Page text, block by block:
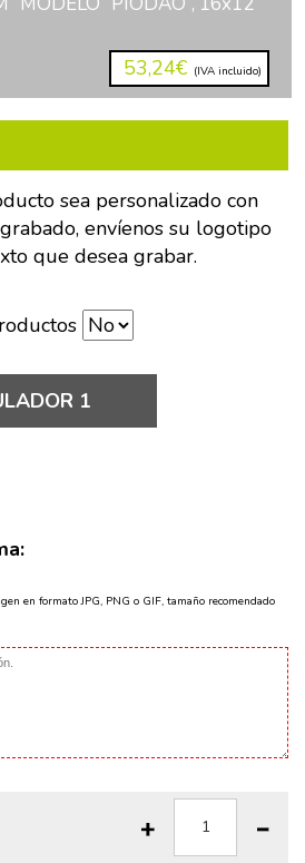
53,24€ (IVA incluido)
sea personalizado con
envíenos su logotipo
que desea grabar.
1
en formato JPG, PNG o GIF, tamaño recomendado